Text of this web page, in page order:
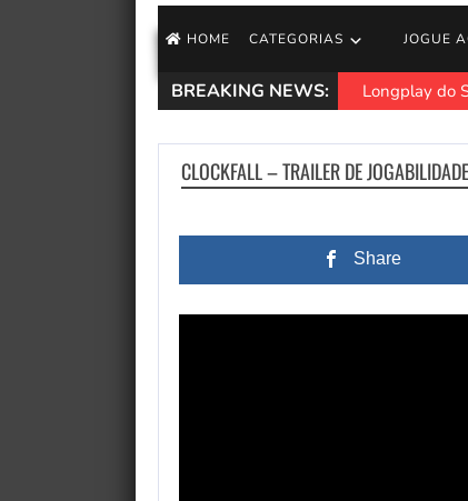
HOME CATEGORIAS JOGUE
BREAKING NEWS: Longplay do
CLOCKFALL – TRAILER DE
Share